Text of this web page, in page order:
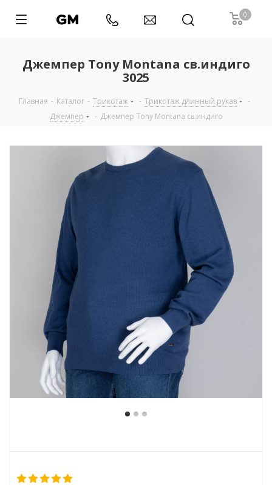
0
Джемпер Tony Montana св.индиго
3025
Главная - Каталог - Трикотаж - Трикотаж длинный рукав
-
Джемпер
- Джемпер Tony Montana св.индиго